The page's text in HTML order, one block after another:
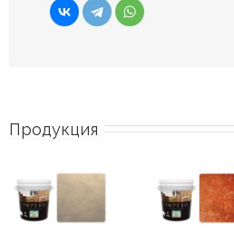
Продукция